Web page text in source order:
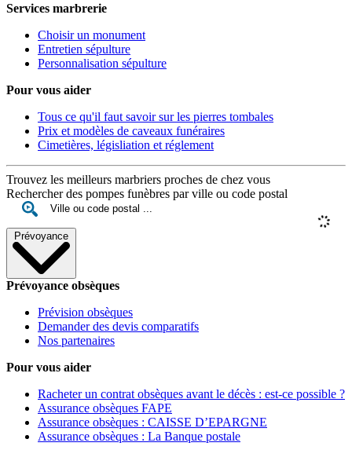
Services marbrerie
Choisir un monument
Entretien sépulture
Personnalisation sépulture
Pour vous aider
Tous ce qu'il faut savoir sur les pierres tombales
Prix et modèles de caveaux funéraires
Cimetières, législiation et réglement
Trouvez les meilleurs marbriers proches de chez vous
Rechercher des pompes funèbres par ville ou code postal
Prévoyance
Prévoyance obsèques
Prévision obsèques
Demander des devis comparatifs
Nos partenaires
Pour vous aider
Racheter un contrat obsèques avant le décès : est-ce possible ?
Assurance obsèques FAPE
Assurance obsèques : CAISSE D’EPARGNE
Assurance obsèques : La Banque postale